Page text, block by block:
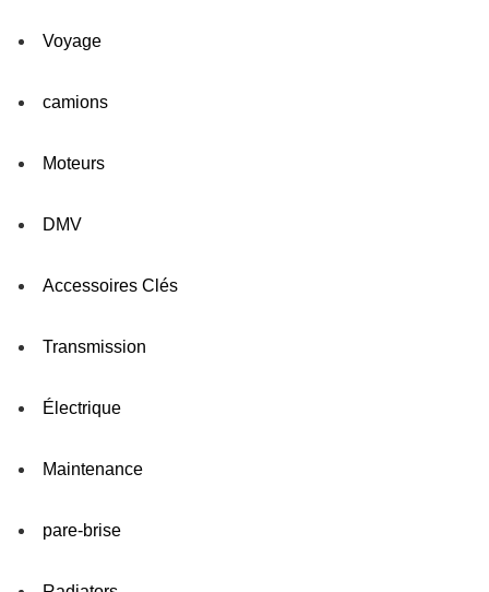
Voyage
camions
Moteurs
DMV
Accessoires Clés
Transmission
Électrique
Maintenance
pare-brise